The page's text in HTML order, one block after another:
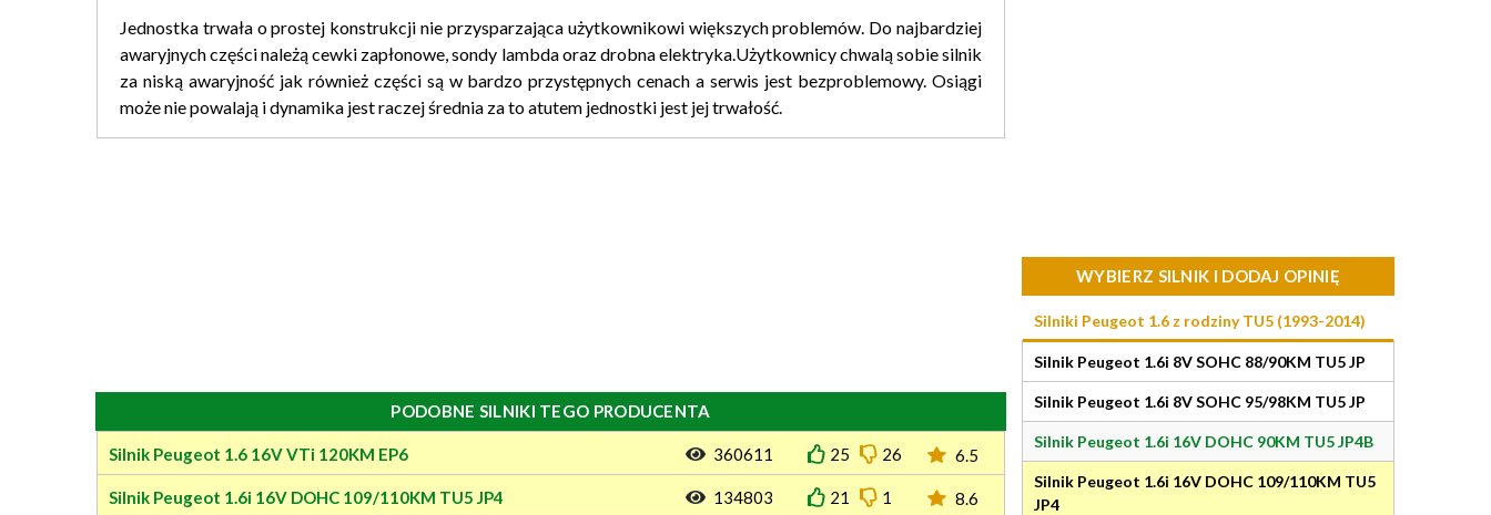
Jednostka trwała o prostej konstrukcji nie przysparzająca użytkownikowi większych problemów. Do najbardziej
awaryjnych części należą cewki zapłonowe, sondy lambda oraz drobna elektryka.Użytkownicy chwalą sobie silnik
za niską awaryjność jak również części są w bardzo przystępnych cenach a serwis jest bezproblemowy. Osiągi
może nie powalają i dynamika jest raczej średnia za to atutem jednostki jest jej trwałość.
PODOBNE SILNIKI TEGO PRODUCENTA
Silnik Peugeot 1.6 16V VTi 120KM EP6 360611 25 26 6.5
Silnik Peugeot 1.6i 16V DOHC 109/110KM TU5 JP4 134803 21 1 8.6
WYBIERZ SILNIK I DODAJ OPINIĘ
Silniki Peugeot 1.6 z rodziny TU5 (1993-2014)
Silnik Peugeot 1.6i 8V SOHC 88/90KM TU5 JP
Silnik Peugeot 1.6i 8V SOHC 95/98KM TU5 JP
Silnik Peugeot 1.6i 16V DOHC 90KM TU5 JP4B
Silnik Peugeot 1.6i 16V DOHC 109/110KM TU5
JP4